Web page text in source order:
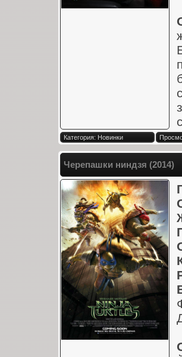
Категория: Новинки
Черепашки ниндзя (2014)